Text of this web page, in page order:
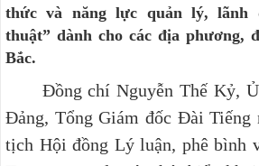
thức và năng lực quản lý, lãnh
thuật” dành cho các địa phương,
Bắc.
Đồng chí Nguyễn Thế Kỷ,
Đảng, Tổng Giám đốc Đài Tiếng
tịch Hội đồng Lý luận, phê bình